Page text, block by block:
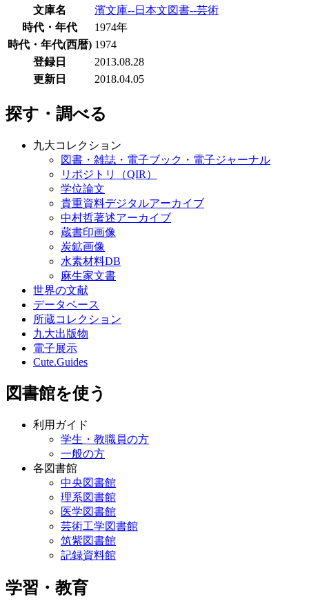
文庫名
濱文庫--日本文図書--芸術
時代・年代
1974年
時代・年代(西暦) 1974
登録日
2013.08.28
更新日
2018.04.05
探す・調べる
九大コレクション
図書・雑誌・電子ブック・電子ジャーナル
リポジトリ（QIR）
学位論文
貴重資料デジタルアーカイブ
中村哲著述アーカイブ
蔵書印画像
炭鉱画像
水素材料DB
麻生家文書
世界の文献
データベース
所蔵コレクション
九大出版物
電子展示
Cute.Guides
図書館を使う
利用ガイド
学生・教職員の方
一般の方
各図書館
中央図書館
理系図書館
医学図書館
芸術工学図書館
筑紫図書館
記録資料館
学習・教育